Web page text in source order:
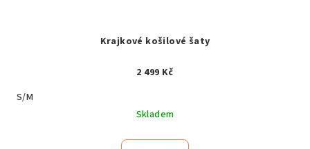
Krajkové košilové šaty
2 499 Kč
S/M
Skladem